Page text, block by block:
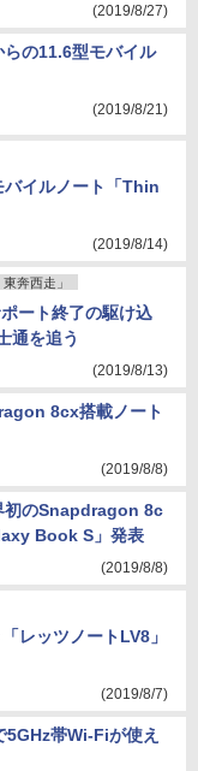
(2019/8/27)
らの11.6型モバイル
(2019/8/21)
イルノート「Thin
(2019/8/14)
奔西走」
ート終了の駆け込
通を追う
(2019/8/13)
8cx搭載ノート
(2019/8/8)
初のSnapdragon 8c
Book S」発表
(2019/8/8)
レッツノートLV8」
(2019/8/7)
帯Wi-Fiが使え